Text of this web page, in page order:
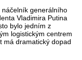
generálního
Vladimira Putina
bylo jedním z
logistickým centrem
má dramatický dopad